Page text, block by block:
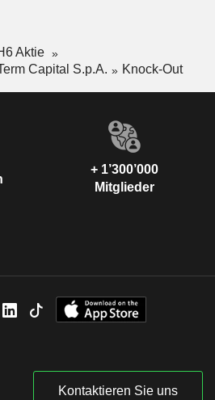
Aktie
Capital S.p.A.
Knock-Out
+ 1’300’000
Mitglieder
Kontaktieren Sie uns